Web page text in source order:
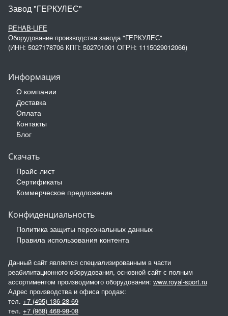
Завод "ГЕРКУЛЕС"
REHAB-LIFE
Оборудование производства завода "ГЕРКУЛЕС"
(ИНН: 5027178706 КПП: 502701001 ОГРН: 1115029012066)
Информация
О компании
Доставка
Оплата
Контакты
Блог
Скачать
Прайс-лист
Сертификаты
Коммерческое предложение
Конфиденциальность
Политика защиты персональных данных
Правила использования контента
Данный сайт является специализированным в части
реабилитационного оборудования, основной сайт с полным
ассортиментом производимого оборудования: www.royal-sport.ru
Адрес производства и офиса продаж:
тел. +7 (495) 136-28-69
тел. +7 (968) 468-98-08